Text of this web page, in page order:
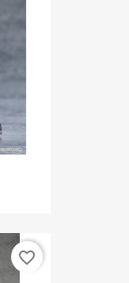
favorite_border